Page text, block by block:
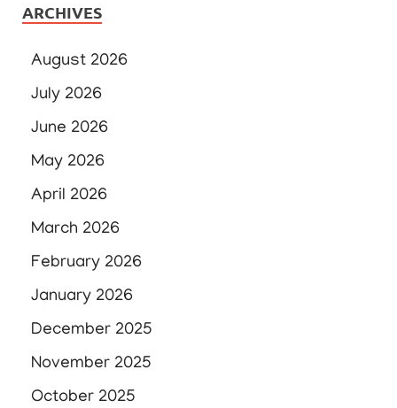
ARCHIVES
August 2026
July 2026
June 2026
May 2026
April 2026
March 2026
February 2026
January 2026
December 2025
November 2025
October 2025